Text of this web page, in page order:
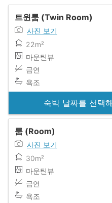
트윈룸 (Twin Room)
사진 보기
22m²
마운틴뷰
금연
욕조
숙박 날짜를 선택
룸 (Room)
사진 보기
30m²
마운틴뷰
금연
욕조